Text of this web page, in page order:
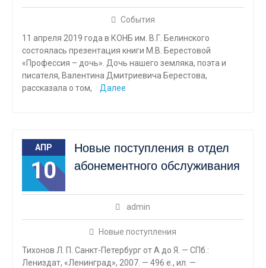
События
11 апреля 2019 года в КОНБ им. В.Г. Белинского
состоялась презентация книги М.В. Берестовой
«Профессия – дочь». Дочь нашего земляка, поэта и
писателя, Валентина Дмитриевича Берестова,
рассказала о том,
Далее
АПР
10
Новые поступления в отдел
абонементного обслуживания
admin
Новые поступления
Тихонов Л. П. Санкт-Петербург от А до Я. — СПб.:
Лениздат, «Ленинград», 2007. — 496 е., ил. —